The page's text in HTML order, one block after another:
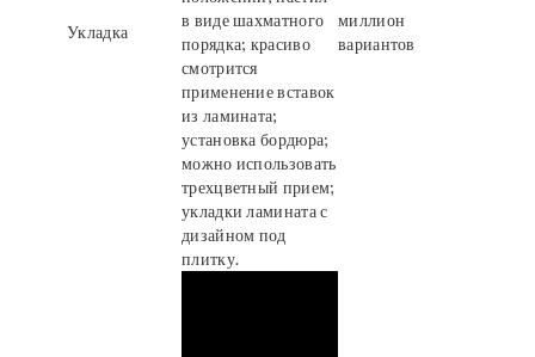
Укладка
в виде шахматного
порядка; красиво
смотрится
применение вставок
из ламината;
установка бордюра;
можно использовать
трехцветный прием;
укладки ламината с
дизайном под
плитку.
миллион
вариантов